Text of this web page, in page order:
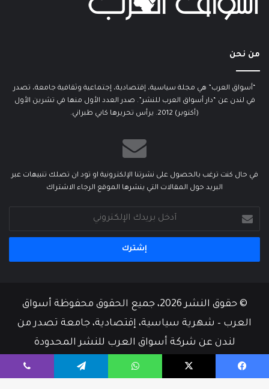
من نحن
“أسواق العرب” هي مجلة سياسية، إقتصادية، إجتماعية وثقافية جامعة، تصدر
في لندن عن “دار أسواق العرب للنشر”. صدر العدد الأول منها في تشرين الأول
(أكتوبر) 2012. يرأس تحريرها كابي طبراني.
في حال كنت ترغب بالحصول على نشرتنا الإلكترونية او تود ان تصلك تنبيهات عبر
البريد حول المقالات التي ينشرها الموقع الرجاء الاشتراك
بريدك
الإلكتروني
© حقوق النشر 2026، جميع الحقوق محفوظة أسواق
العرب – شهرية سياسية، إقتصادية، جامعة تصدر من
لندن عن شركة أسواق العرب للنشر المحدودة
من نحن أسرة التحرير إتصل بنا
فيسبوك ‫X واتساب تيلقرام ڤايبر